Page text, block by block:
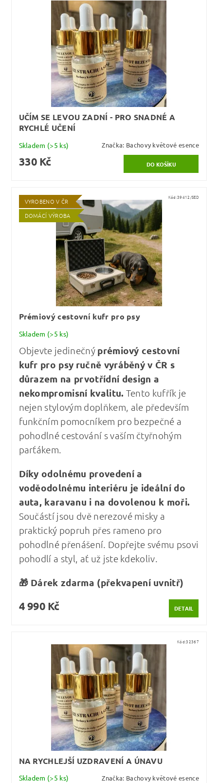
UČÍM SE LEVOU ZADNÍ - PRO SNADNÉ A
RYCHLÉ UČENÍ
Skladem (>5 ks) Značka: Bachovy květové esence
330 Kč
VYROBENO V ČR
DOMÁCÍ VÝROBA
Kód:39412/SED
Prémiový cestovní kufr pro psy
Skladem (>5 ks)
Objevte jedinečný prémiový cestovní
kufr pro psy ručně vyráběný v ČR s
důrazem na prvotřídní design a
nekompromisní kvalitu. Tento kufřík je
nejen stylovým doplňkem, ale především
funkčním pomocníkem pro bezpečné a
pohodlné cestování s vaším čtyřnohým
parťákem.
Díky odolnému provedení a
voděodolnému interiéru je ideální do
auta, karavanu i na dovolenou k moři.
Součástí jsou dvě nerezové misky a
praktický popruh přes rameno pro
pohodlné přenášení. Dopřejte svému psovi
pohodlí a styl, ať už jste kdekoliv.
🎁 Dárek zdarma (překvapení uvnitř)
4 990 Kč DETAIL
Kód:32367
NA RYCHLEJŠÍ UZDRAVENÍ A ÚNAVU
Skladem (>5 ks) Značka: Bachovy květové esence